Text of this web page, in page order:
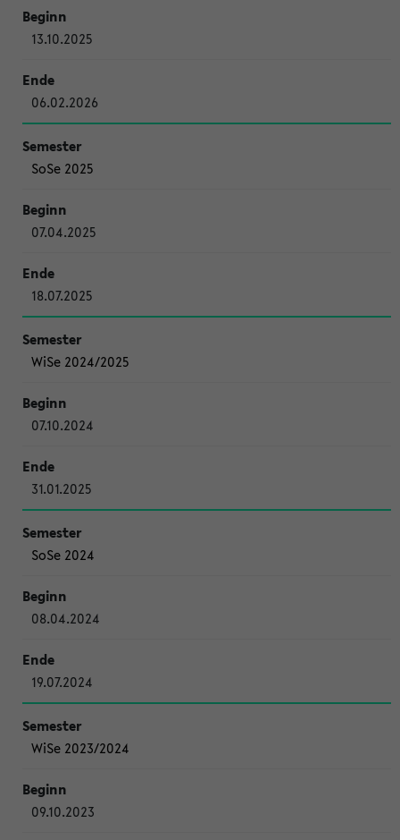
13.10.2025
06.02.2026
SoSe 2025
07.04.2025
18.07.2025
WiSe 2024/2025
07.10.2024
31.01.2025
SoSe 2024
08.04.2024
19.07.2024
WiSe 2023/2024
09.10.2023